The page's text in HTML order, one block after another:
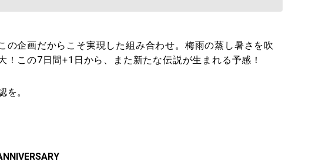
の企画だからこそ実現した組み合わせ。梅雨の蒸し暑さを吹
！この7日間+1日から、また新たな伝説が生まれる予感！
を。